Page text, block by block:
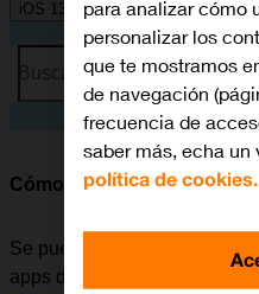
iOS 13.1
Busca por problema o tema
Cómo instalar apps de App
Se pueden añadir nuevas
apps de App Store. Antes de
para analizar cómo
personalizar los
que te mostramos
de navegación
frecuencia de
saber más, echa un
política de cookies.